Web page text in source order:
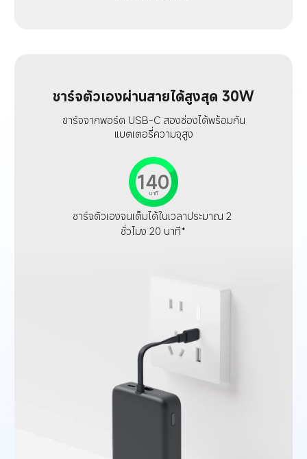
ชาร์จตัวเองผ่านสายได้สูงสุด 30W
ชาร์จจากพอร์ต USB-C สองช่องได้พร้อมกัน
แบตเตอรี่ความจุสูง
140
นาที
ชาร์จตัวเองจนเต็มได้ในเวลาประมาณ 2
ชั่วโมง 20 นาที*